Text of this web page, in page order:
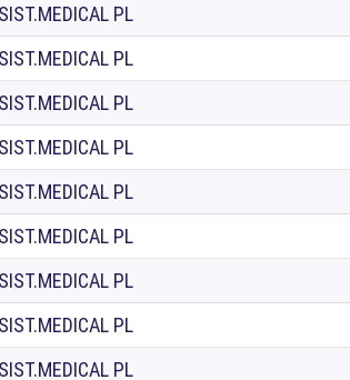
PL
PL
PL
PL
PL
PL
PL
PL
PL